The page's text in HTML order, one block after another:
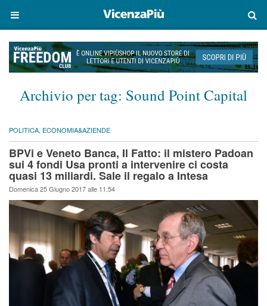
Archivio per tag: Sound Point Capital
POLITICA, ECONOMIA&AZIENDE
BPVi e Veneto Banca, Il Fatto: il mistero Padoan
sui 4 fondi Usa pronti a intervenire ci costa
quasi 13 miliardi. Sale il regalo a Intesa
Domenica 25 Giugno 2017 alle 11:54